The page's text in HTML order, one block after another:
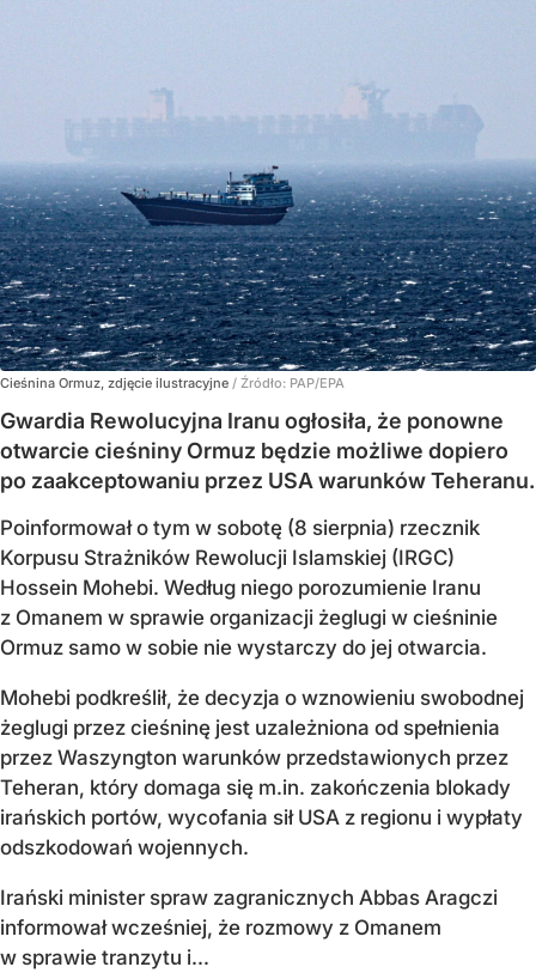
Cieśnina Ormuz, zdjęcie ilustracyjne / Źródło: PAP/EPA
Gwardia Rewolucyjna Iranu ogłosiła, że ponowne
otwarcie cieśniny Ormuz będzie możliwe dopiero
po zaakceptowaniu przez USA warunków Teheranu.
Poinformował o tym w sobotę (8 sierpnia) rzecznik
Korpusu Strażników Rewolucji Islamskiej (IRGC)
Hossein Mohebi. Według niego porozumienie Iranu
z Omanem w sprawie organizacji żeglugi w cieśninie
Ormuz samo w sobie nie wystarczy do jej otwarcia.
Mohebi podkreślił, że decyzja o wznowieniu swobodnej
żeglugi przez cieśninę jest uzależniona od spełnienia
przez Waszyngton warunków przedstawionych przez
Teheran, który domaga się m.in. zakończenia blokady
irańskich portów, wycofania sił USA z regionu i wypłaty
odszkodowań wojennych.
Irański minister spraw zagranicznych Abbas Aragczi
informował wcześniej, że rozmowy z Omanem
w sprawie tranzytu i...